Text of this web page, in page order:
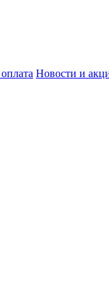
Новости и